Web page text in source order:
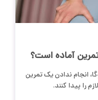
تمرین آماده است؟
انجام ندادن یک تمرین
را پیدا کنند.